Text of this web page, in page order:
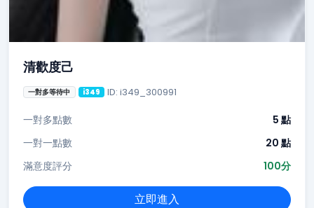
清歡度己
一對多等待中 i349 ID: i349_300991
一對多點數
5 點
一對一點數
20 點
滿意度評分
100分
立即進入